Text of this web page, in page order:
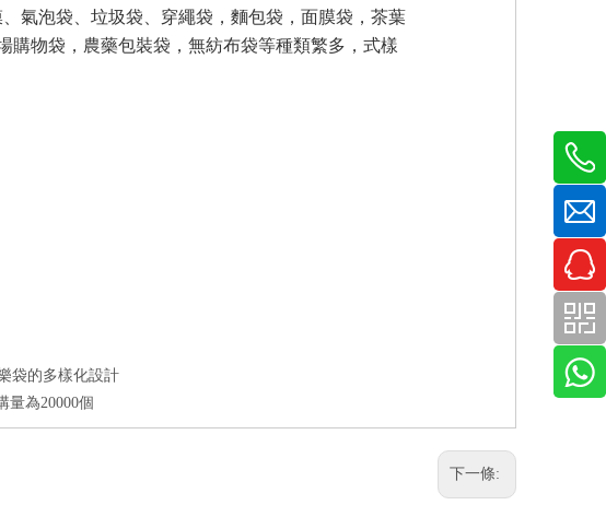
氣泡袋、垃圾袋、穿繩袋，麵包袋，面膜袋，茶葉
購物袋，農藥包裝袋，無紡布袋等種類繁多，式樣
袋的多樣化設計
量為20000個
下一條: